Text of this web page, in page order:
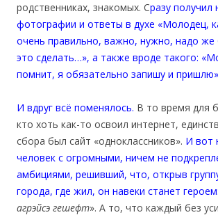
родственниках, знакомых. Сразу получил
фотографии и ответы в духе «Молодец,
очень правильно, важно, нужно, надо
это сделать…», а также вроде такого:
помнит, я обязательно запишу и
И вдруг всё поменялось. В то время для
кто хоть как-то освоил интернет,
сбора был сайт «одноклассников». И вот
человек с огромными, ничем не
амбициями, решивший, что, открыв
города, где жил, он навеки станет героем
агрэйсэ гешефт». А то, что каждый без